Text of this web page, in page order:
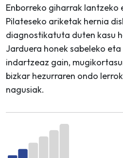
Enborreko giharrak lantzeko
Pilateseko ariketak hernia
diagnostikatuta duten kasu
Jarduera honek sabeleko
indartzeaz gain,
bizkar hezurraren ondo
nagusiak.